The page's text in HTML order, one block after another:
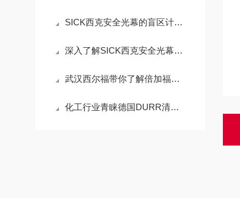
SICK西克安全光幕的盲区计算：避免安装后检测不到手指
深入了解SICK西克安全光幕的产品特点
武汉西尔福带你了解倍加福安全栅 工作废寝忘食默默付出！
化工行业青睐德国DURR清洗机设备的原因